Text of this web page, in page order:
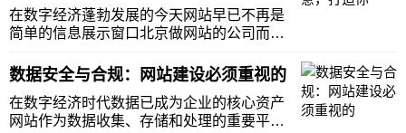
阶段。网站制
在数字经济蓬勃发展的今天网站早已不再是
简单的信息展示窗口北京做网站的公司而是
人工智能、虚拟现实、大数据等前沿科技的
不断突破网站建设迎来全新风口谁能率先将
科技与创意深度融合谁就能在互联网浪潮中
抢占
数据安全与合规：网站建设必须重视的
在数字经济时代数据已成为企业的核心资产
网站作为数据收集、存储和处理的重要平台